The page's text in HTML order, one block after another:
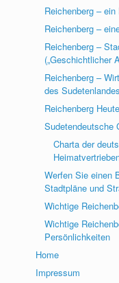
Reichenberg –
Reichenberg –
Reichenberg –
(„Geschichtlicher
Reichenberg –
des Sudetenlandes
Reichenberg Heute
Sudetendeutsche
Charta der
Werfen Sie einen
Stadtpläne und
Wichtige
Wichtige
Persönlichkeiten
Home
Impressum